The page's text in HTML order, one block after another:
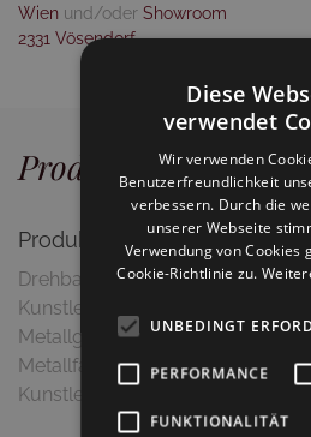
Wien und/oder Showroom
2331 Vösendorf
Produktdetails
Produktbeschreibung
Drehbarer Barhocker mit
Kunstlederbezug in Schwarz und
Metallgestell. Dieser Artikel ist in
Metallfarben, sowie
Kunstleder, Stoff) erhältlich.
Diese
verwendet
Wir verwenden
Benutzerfreundlichkeit
verbessern. Durch die
unserer Webseite
Verwendung von Cookies
Cookie-Richtlinie zu.
UNBEDINGT
PERFORMANCE
FUNKTIONALITÄT